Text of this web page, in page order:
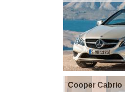
Cooper Cabrio